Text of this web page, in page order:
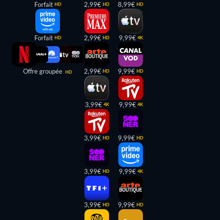
Forfait HD
Forfait HD
Offre groupée HD
2,99€ HD
2,99€ HD
2,99€ HD
3,99€ 4K
3,99€ HD
3,99€ HD
3,99€ HD
8,99€ HD
9,99€ 4K
9,99€ HD
9,99€ 4K
9,99€ HD
9,99€ 4K
9,99€ HD